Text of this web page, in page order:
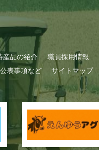
産品の紹介 職員採用情報
表事項など サイトマップ